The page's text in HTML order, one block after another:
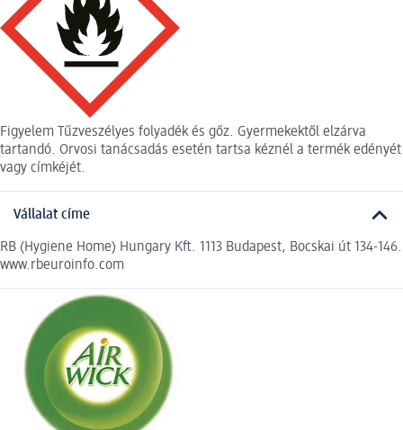
Figyelem Tűzveszélyes folyadék és gőz. Gyermekektől elzárva
tartandó. Orvosi tanácsadás esetén tartsa kéznél a termék edényét
vagy címkéjét.
Vállalat címe
RB (Hygiene Home) Hungary Kft. 1113 Budapest, Bocskai út 134-146.
www.rbeuroinfo.com